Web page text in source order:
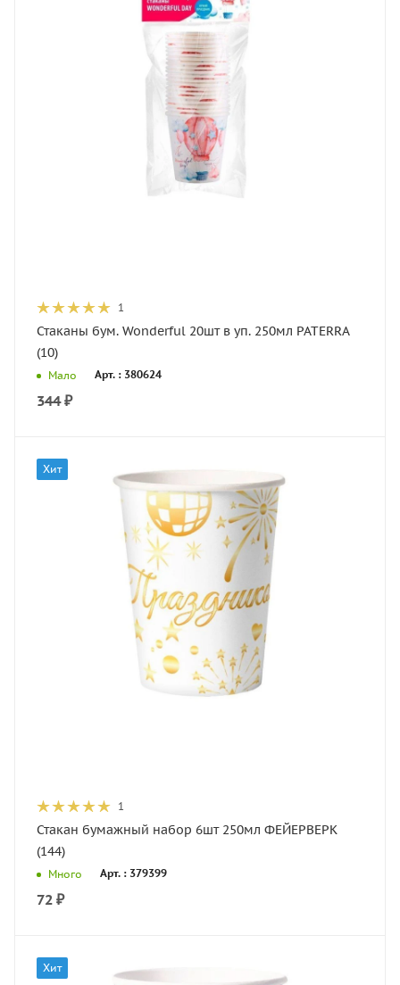
1
Стаканы бум. Wonderful 20шт в уп. 250мл PATERRA
(10)
Мало Арт. : 380624
344₽
Хит
1
Стакан бумажный набор 6шт 250мл ФЕЙЕРВЕРК
(144)
Много Арт. : 379399
72 ₽
Хит